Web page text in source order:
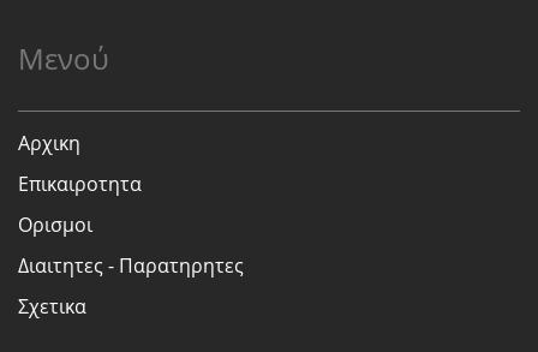
Μενού
Αρχικη
Επικαιροτητα
Ορισμοι
Διαιτητες - Παρατηρητες
Σχετικα